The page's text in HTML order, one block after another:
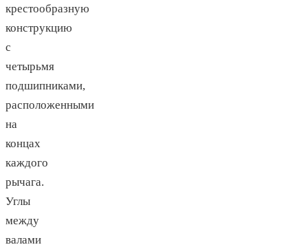
крестообразную
конструкцию
с
четырьмя
подшипниками,
расположенными
на
концах
каждого
рычага.
Углы
между
валами